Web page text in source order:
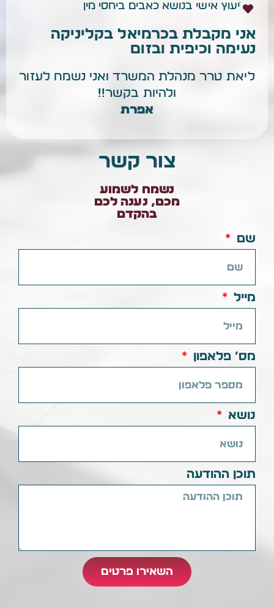
צור קשר
נשמח לשמוע
מכם, נענה לכם
בהקדם
שם
מייל
מס׳ פלאפון
נושא
תוכן ההודעה
השאירו פרטים
ֿיעוץ אישי בנושא כאבים ביחסי מין
אני מקבלת בכרמיאל בקליניקה
נעימה וכיפית ובזום
ליאת טרר מנהלת המשרד ואני נשמח לעזור
ולהיות בקשר!!
אפרת